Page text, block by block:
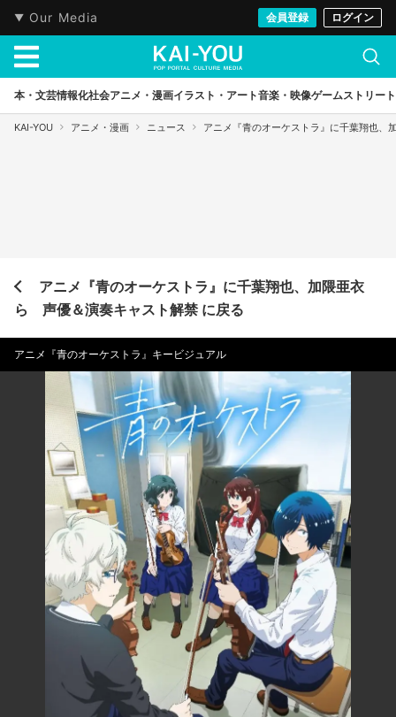
Our Media 会員登録 ログイン
本・文芸情報化社会アニメ・漫画イラスト・アート音楽・映像ゲームストリート
KAI-YOU アニメ・漫画 ニュース アニメ『青のオーケストラ』に千葉翔也
アニメ『青のオーケストラ』に千葉翔也、加隈亜衣
ら 声優＆演奏キャスト解禁 に戻る
アニメ『青のオーケストラ』キービジュアル